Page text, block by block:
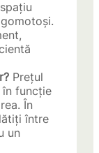
Prețul
în funcție
În
între
un